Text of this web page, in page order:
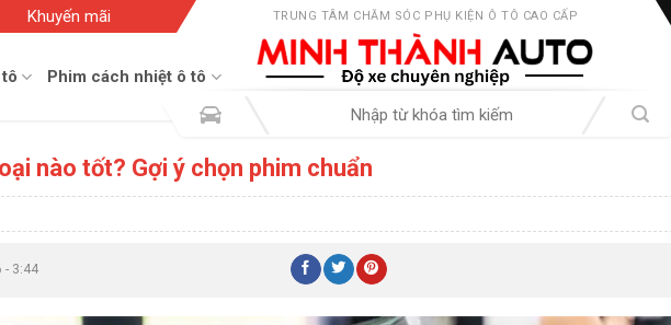
Khuyến mãi TRUNG TÂM CHĂM SÓC PHỤ KIỆN Ô TÔ CAO CẤP
Phim cách nhiệt ô tô
nào tốt? Gợi ý chọn phim chuẩn
- 3:44